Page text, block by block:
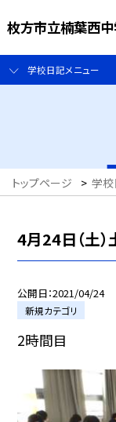
枚方市立楠葉西
学校日記メニュー
トップページ > 学
4月24日（土
公開日 2021/04/24
新規カテゴリ
2時間目